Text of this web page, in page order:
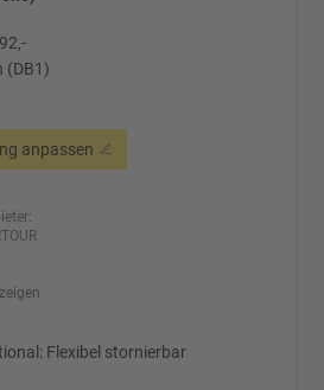
(DB1)
anpassen
Flexibel stornierbar